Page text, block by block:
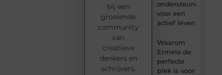
ondersteuning
voor een
actief leven
Waarom
Ermelo de
perfecte
plek is voor
bij een
groeiende
community
van
creatieve
denkers en
schrijvers.